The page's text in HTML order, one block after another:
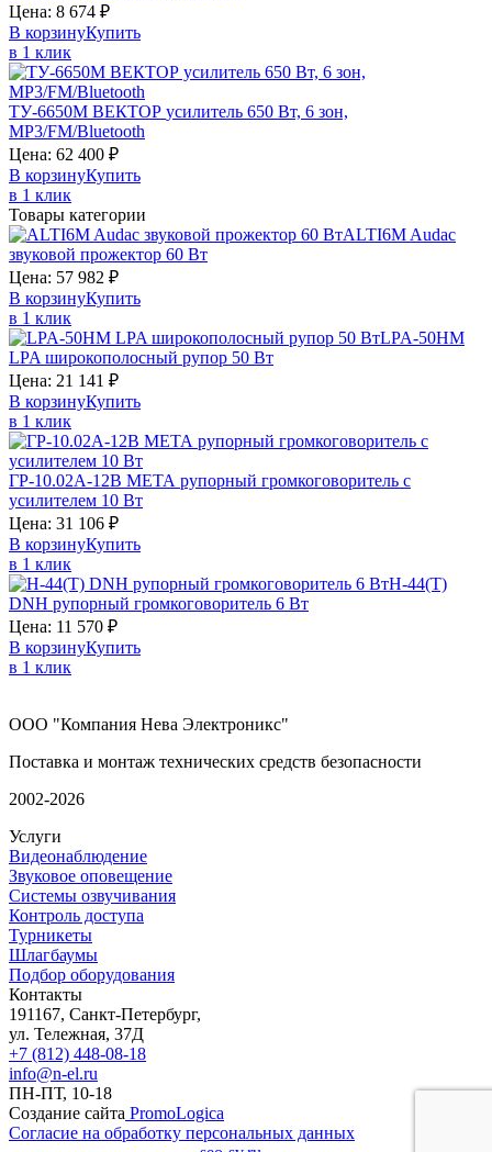
Цена: 8 674 ₽
В корзинуКупить
в 1 клик
ТУ-6650М ВЕКТОР усилитель 650 Вт, 6 зон,
MP3/FM/Bluetooth
Цена: 62 400 ₽
В корзинуКупить
в 1 клик
Товары категории
ALTI6M Audac
звуковой прожектор 60 Вт
Цена: 57 982 ₽
В корзинуКупить
в 1 клик
LPA-50HM
LPA широкополосный рупор 50 Вт
Цена: 21 141 ₽
В корзинуКупить
в 1 клик
ГР-10.02А-12В МЕТА рупорный громкоговоритель с
усилителем 10 Вт
Цена: 31 106 ₽
В корзинуКупить
в 1 клик
H-44(T)
DNH рупорный громкоговоритель 6 Вт
Цена: 11 570 ₽
В корзинуКупить
в 1 клик
ООО "Компания Нева Электроникс"
Поставка и монтаж технических средств безопасности
2002-2026
Услуги
Видеонаблюдение
Звуковое оповещение
Системы озвучивания
Контроль доступа
Турникеты
Шлагбаумы
Подбор оборудования
Контакты
191167, Санкт-Петербург,
ул. Тележная, 37Д
+7 (812) 448-08-18
info@n-el.ru
ПН-ПТ, 10-18
Создание сайта PromoLogica
Согласие на обработку персональных данных